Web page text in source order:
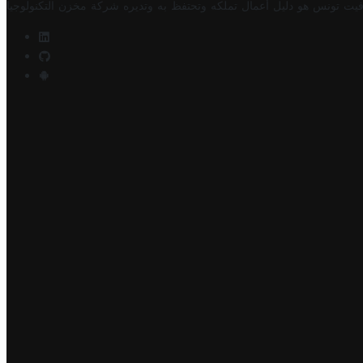
تونس هو دليل أعمال تملكه وتحتفظ به وتديره شركة مخزن التكنولوجيا